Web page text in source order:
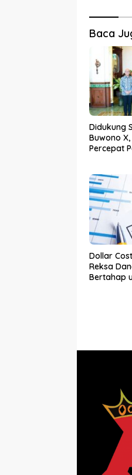
Baca
Didukung
Buwono
Percepat
DIY
Dollar
Reksa
Bertahap